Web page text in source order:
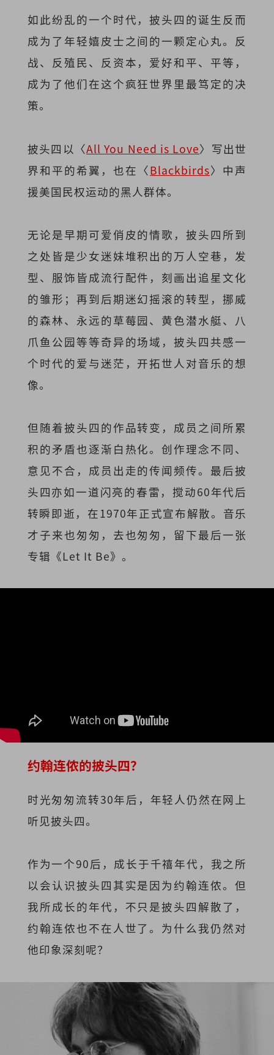
如此纷乱的一个时代，披头四的诞生反而
成为了年轻嬉皮士之间的一颗定心丸。反
战、反殖民、反资本，爱好和平、平等，
成为了他们在这个疯狂世界里最笃定的决
策。
披头四以〈All You Need is Love〉写出世
界和平的希翼，也在〈Blackbirds〉中声
援美国民权运动的黑人群体。
无论是早期可爱俏皮的情歌，披头四所到
之处皆是少女迷妹堆积出的万人空巷，发
型、服饰皆成流行配件，刻画出追星文化
的雏形；再到后期迷幻摇滚的转型，挪威
的森林、永远的草莓园、黄色潜水艇、八
爪鱼公园等等奇异的场域，披头四共感一
个时代的爱与迷茫，开拓世人对音乐的想
像。
但随着披头四的作品转变，成员之间所累
积的矛盾也逐渐白热化。创作理念不同、
意见不合，成员出走的传闻频传。最后披
头四亦如一道闪亮的春雷，搅动60年代后
转瞬即逝，在1970年正式宣布解散。音乐
才子来也匆匆，去也匆匆，留下最后一张
专辑《Let It Be》。
约翰连侬的披头四？
时光匆匆流转30年后，年轻人仍然在网上
听见披头四。
作为一个90后，成长于千禧年代，我之所
以会认识披头四其实是因为约翰连侬。但
我所成长的年代，不只是披头四解散了，
约翰连侬也不在人世了。为什么我仍然对
他印象深刻呢？